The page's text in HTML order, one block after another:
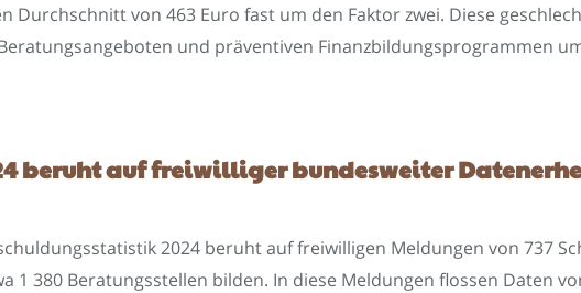
von 463 Euro fast um den Faktor zwei. Diese
und präventiven Finanzbildungsprogrammen
beruht auf freiwilliger bundesweiter
2024 beruht auf freiwilligen Meldungen von 737
1 380 Beratungsstellen bilden. In diese Meldungen flossen Daten